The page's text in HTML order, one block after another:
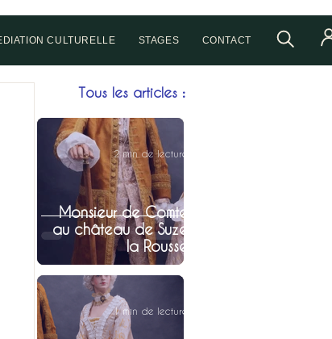
CULTURELLE STAGES CONTACT
Monsieur de Comte
au château de Suze
la Rousse
2 min de lecture
1 min de lecture
Tous les articles :